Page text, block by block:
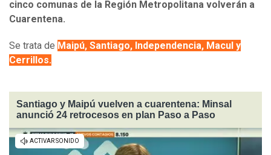
cinco comunas de la Región Metropolitana volverán a
Cuarentena.
Se trata de Maipú, Santiago, Independencia, Macul y
Cerrillos.
Santiago y Maipú vuelven a cuarentena: Minsal
anunció 24 retrocesos en plan Paso a Paso